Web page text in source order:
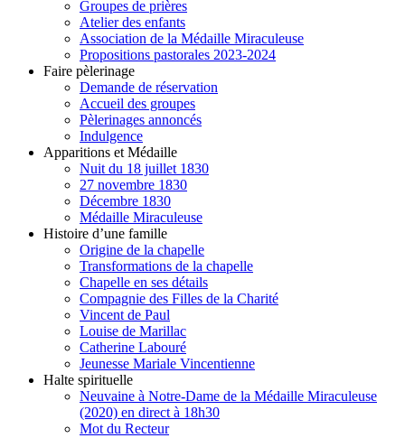
Groupes de prières
Atelier des enfants
Association de la Médaille Miraculeuse
Propositions pastorales 2023-2024
Faire pèlerinage
Demande de réservation
Accueil des groupes
Pèlerinages annoncés
Indulgence
Apparitions et Médaille
Nuit du 18 juillet 1830
27 novembre 1830
Décembre 1830
Médaille Miraculeuse
Histoire d’une famille
Origine de la chapelle
Transformations de la chapelle
Chapelle en ses détails
Compagnie des Filles de la Charité
Vincent de Paul
Louise de Marillac
Catherine Labouré
Jeunesse Mariale Vincentienne
Halte spirituelle
Neuvaine à Notre-Dame de la Médaille Miraculeuse
(2020) en direct à 18h30
Mot du Recteur